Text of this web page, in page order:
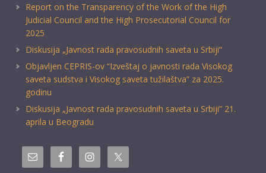
Report on the Transparency of the Work of the High
Judicial Council and the High Prosecutorial Council for
2025
Diskusija „Javnost rada pravosudnih saveta u Srbiji“
Objavljen CEPRIS-ov “Izveštaj o javnosti rada Visokog
saveta sudstva i Visokog saveta tužilaštva” za 2025.
godinu
Diskusija „Javnost rada pravosudnih saveta u Srbiji” 21.
aprila u Beogradu